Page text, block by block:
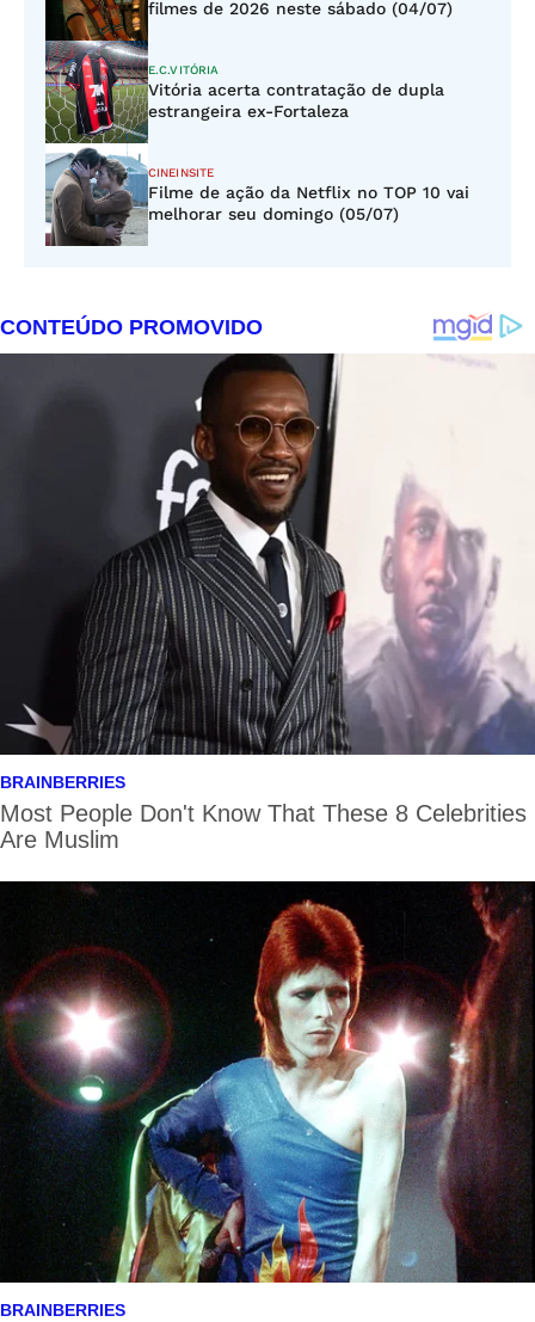
filmes de 2026 neste sábado (04/07)
E.C.VITÓRIA
Vitória acerta contratação de dupla
estrangeira ex-Fortaleza
CINEINSITE
Filme de ação da Netflix no TOP 10 vai
melhorar seu domingo (05/07)